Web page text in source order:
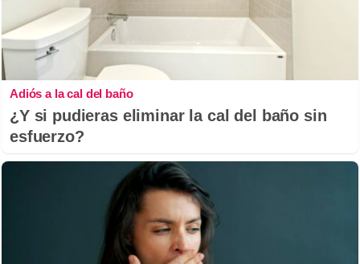
Adiós a la cal del baño
¿Y si pudieras eliminar la cal del baño sin
esfuerzo?